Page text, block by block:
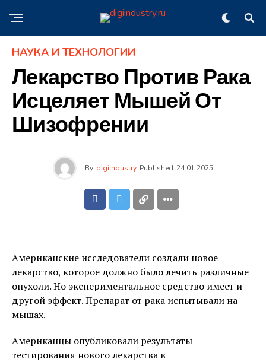
НАУКА И ТЕХНОЛОГИИ
Лекарство Против Рака
Исцеляет Мышей От
Шизофрении
By digiindustry Published 24.01.2025
Американские исследователи создали новое
лекарство, которое должно было лечить различные
опухоли. Но экспериментальное средство имеет и
другой эффект. Препарат от рака испытывали на
мышах.
Американцы опубликовали результаты
тестирования нового лекарства в